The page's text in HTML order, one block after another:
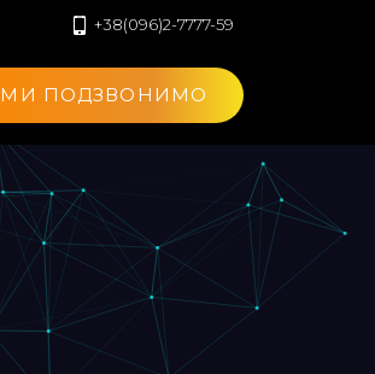
+38(096)2-7777-59
МИ ПОДЗВОНИМО